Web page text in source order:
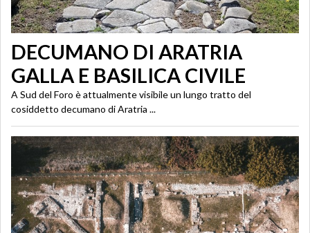
DECUMANO DI ARATRIA
GALLA E BASILICA CIVILE
A Sud del Foro è attualmente visibile un lungo tratto del
cosiddetto decumano di Aratria ...